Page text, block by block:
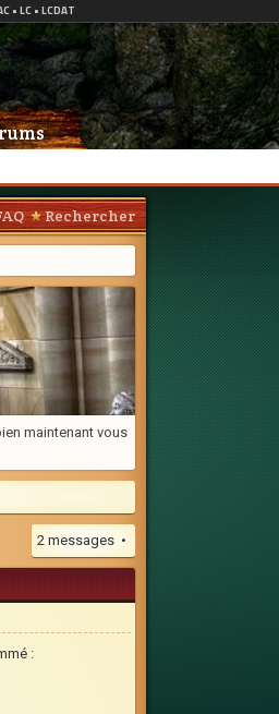
Rechercher
maintenant vous
2 messages •
: